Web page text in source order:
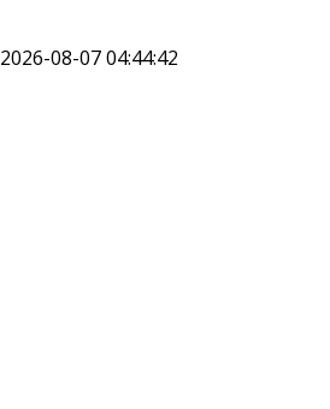
2026-08-07 04:44:42